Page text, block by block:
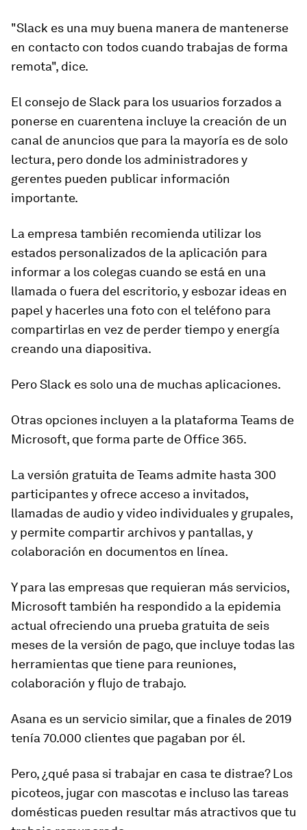
"Slack es una muy buena manera de mantenerse
en contacto con todos cuando trabajas de forma
remota", dice.
El consejo de Slack para los usuarios forzados a
ponerse en cuarentena incluye la creación de un
canal de anuncios que para la mayoría es de solo
lectura, pero donde los administradores y
gerentes pueden publicar información
importante.
La empresa también recomienda utilizar los
estados personalizados de la aplicación para
informar a los colegas cuando se está en una
llamada o fuera del escritorio, y esbozar ideas en
papel y hacerles una foto con el teléfono para
compartirlas en vez de perder tiempo y energía
creando una diapositiva.
Pero Slack es solo una de muchas aplicaciones.
Otras opciones incluyen a la plataforma Teams de
Microsoft, que forma parte de Office 365.
La versión gratuita de Teams admite hasta 300
participantes y ofrece acceso a invitados,
llamadas de audio y video individuales y grupales,
y permite compartir archivos y pantallas, y
colaboración en documentos en línea.
Y para las empresas que requieran más servicios,
Microsoft también ha respondido a la epidemia
actual ofreciendo una prueba gratuita de seis
meses de la versión de pago, que incluye todas las
herramientas que tiene para reuniones,
colaboración y flujo de trabajo.
Asana es un servicio similar, que a finales de 2019
tenía 70.000 clientes que pagaban por él.
Pero, ¿qué pasa si trabajar en casa te distrae? Los
picoteos, jugar con mascotas e incluso las tareas
domésticas pueden resultar más atractivos que tu